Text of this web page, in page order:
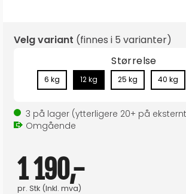
Velg variant (finnes i 5 varianter)
Størrelse
6 kg 12 kg 25 kg 40 kg
3 på lager (ytterligere 20+ på
Omgående
1 190,-
pr. Stk (Inkl. mva)